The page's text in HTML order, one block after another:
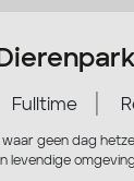
Fulltime
geen dag
levendige